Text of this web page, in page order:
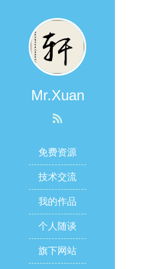
Mr.Xuan
免费资源
技术交流
我的作品
个人随谈
旗下网站